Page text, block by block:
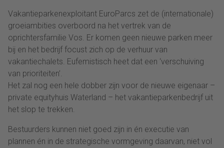
Vakantieparkenexploitant EuroParcs zet de (internationale)
groeiambities overboord na het vertrek van de
oprichtersfamilie Vos. Er komen geen nieuwe parken meer
bij en het bedrijf focust zich op de verhuur van
vakantiechalets. Eufemistisch heet dat een ‘verschuiving
van prioriteiten’.
Het zal nog een hele dobber zijn voor de nieuwe eigenaar –
private equityhuis Waterland – het vakantieparkenbedrijf uit
het slop te trekken.
Bestuurders kunnen niet goed zijn in én executie van
plannen én in de strategische vormgeving daarvan, niet vol